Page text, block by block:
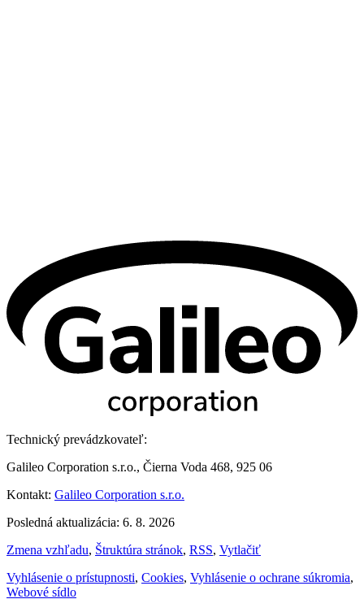
Technický prevádzkovateľ:
Galileo Corporation s.r.o., Čierna Voda 468, 925 06
Kontakt: Galileo Corporation s.r.o.
Posledná aktualizácia: 6. 8. 2026
Zmena vzhľadu, Štruktúra stránok, RSS, Vytlačiť
Vyhlásenie o prístupnosti, Cookies, Vyhlásenie o ochrane súkromia,
Webové sídlo